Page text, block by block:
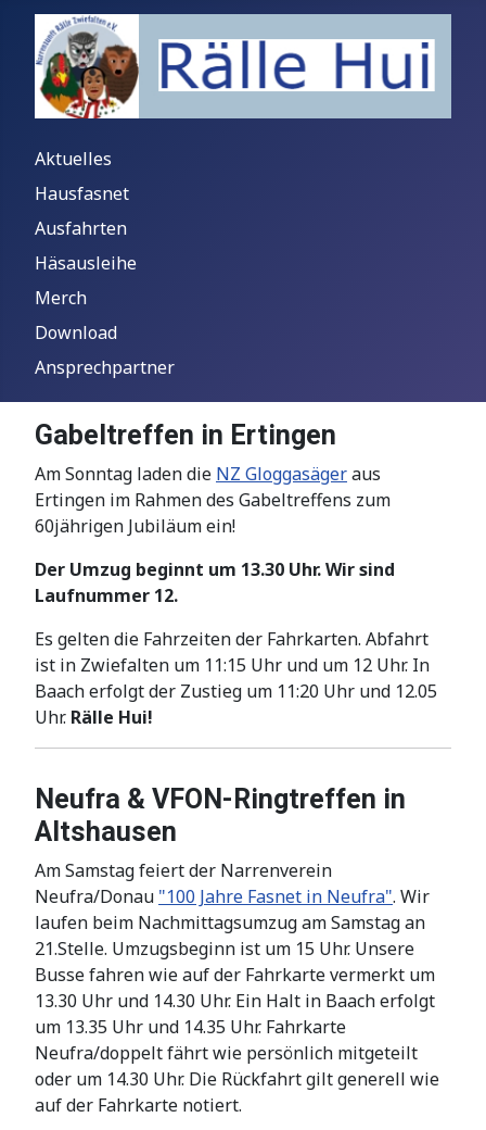
Aktuelles
Hausfasnet
Ausfahrten
Häsausleihe
Merch
Download
Ansprechpartner
Gabeltreffen in Ertingen
Am Sonntag laden die NZ Gloggasägeraus
Ertingen im Rahmen des Gabeltreffens zum
60jährigen Jubiläum ein!
Der Umzug beginnt um 13.30 Uhr. Wir sind
Laufnummer 12.
Es gelten die Fahrzeiten der Fahrkarten. Abfahrt
ist in Zwiefalten um 11:15 Uhr und um 12 Uhr. In
Baach erfolgt der Zustieg um 11:20 Uhr und 12.05
Uhr. Rälle Hui!
Neufra & VFON-Ringtreffen in
Altshausen
Am Samstag feiert der Narrenverein
Neufra/Donau "100 Jahre Fasnet in Neufra". Wir
laufen beim Nachmittagsumzug am Samstag an
21.Stelle. Umzugsbeginn ist um 15 Uhr. Unsere
Busse fahren wie auf der Fahrkarte vermerkt um
13.30 Uhr und 14.30 Uhr. Ein Halt in Baacherfolgt
um 13.35 Uhr und 14.35 Uhr. Fahrkarte
Neufra/doppelt fährt wie persönlich mitgeteilt
oder um 14.30 Uhr. Die Rückfahrt gilt generell wie
auf der Fahrkarte notiert.